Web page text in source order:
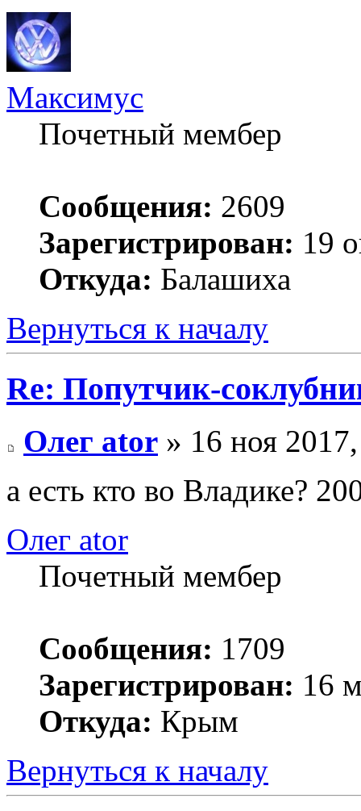
Максимус
Почетный мембер
Сообщения: 2609
Зарегистрирован: 19
Откуда: Балашиха
Вернуться к началу
Re: Попутчик-
Олег ator » 16 ноя
а есть кто во Владике?
Олег ator
Почетный мембер
Сообщения: 1709
Зарегистрирован: 16
Откуда: Крым
Вернуться к началу